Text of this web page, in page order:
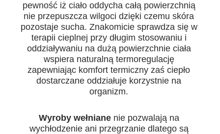
pewność iż ciało oddycha całą powierzchnią
nie przepuszcza wilgoci dzięki czemu skóra
pozostaje sucha. Znakomicie sprawdza się w
terapii cieplnej przy długim stosowaniu i
oddziaływaniu na dużą powierzchnie ciała
wspiera naturalną termoregulację
zapewniając komfort termiczny zaś ciepło
dostarczane oddziałuje korzystnie na
organizm.
Wyroby wełnianenie pozwalają na
wychłodzenie ani przegrzanie dlatego są